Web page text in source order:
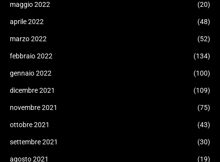
maggio 2022 (20)
aprile 2022 (48)
marzo 2022 (52)
febbraio 2022 (134)
gennaio 2022 (100)
dicembre 2021 (109)
novembre 2021 (75)
ottobre 2021 (43)
settembre 2021 (30)
agosto 2021 (19)